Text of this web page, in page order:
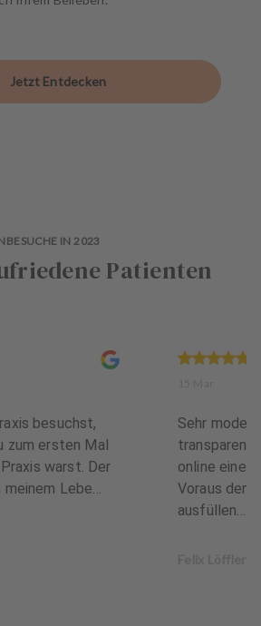
Jetzt Entdecken
IN 2023
Patienten
besuchst,
zum ersten Mal
warst. Der
Lebe...
Sehr
transparent
online eine
Voraus den
ausfüllen...